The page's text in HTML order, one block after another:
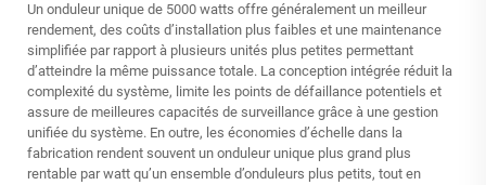
Un onduleur unique de 5000 watts offre généralement un meilleur
rendement, des coûts d’installation plus faibles et une maintenance
simplifiée par rapport à plusieurs unités plus petites permettant
d’atteindre la même puissance totale. La conception intégrée réduit la
complexité du système, limite les points de défaillance potentiels et
assure de meilleures capacités de surveillance grâce à une gestion
unifiée du système. En outre, les économies d’échelle dans la
fabrication rendent souvent un onduleur unique plus grand plus
rentable par watt qu’un ensemble d’onduleurs plus petits, tout en